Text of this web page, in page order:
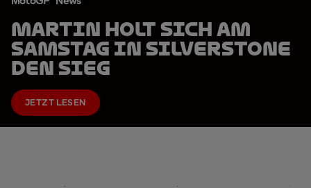
Martin holt sich am
Samstag in Silverstone
den Sieg
JETZT LESEN